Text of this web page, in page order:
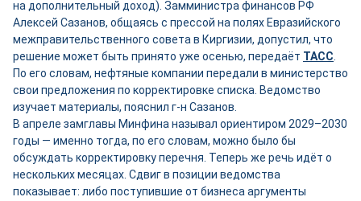
на дополнительный доход). Замминистра финансов РФ
Алексей Сазанов, общаясь с прессой на полях Евразийского
межправительственного совета в Киргизии, допустил, что
решение может быть принято уже осенью, передаёт ТАСС
По его словам, нефтяные компании передали в министерство
свои предложения по корректировке списка. Ведомство
изучает материалы, пояснил г-н Сазанов.
В апреле замглавы Минфина называл ориентиром 2029–2030
годы — именно тогда, по его словам, можно было бы
обсуждать корректировку перечня. Теперь же речь идёт о
нескольких месяцах. Сдвиг в позиции ведомства
показывает: либо поступившие от бизнеса аргументы